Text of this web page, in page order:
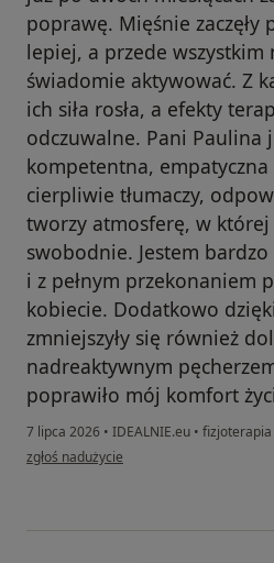
poprawę. Mięśnie zaczęły
lepiej, a przede wszystkim
świadomie aktywować. Z
ich siła rosła, a efekty
odczuwalne. Pani Paulina
kompetentna, empatyczna
cierpliwie tłumaczy,
tworzy atmosferę, w której
swobodnie. Jestem
i z pełnym przekonaniem
kobiecie. Dodatkowo
zmniejszyły się również
nadreaktywnym
poprawiło mój komfort
7 lipca 2026 • IDEALNIE.eu •
w opinii użytkownika Joanna
zgłoś nadużycie